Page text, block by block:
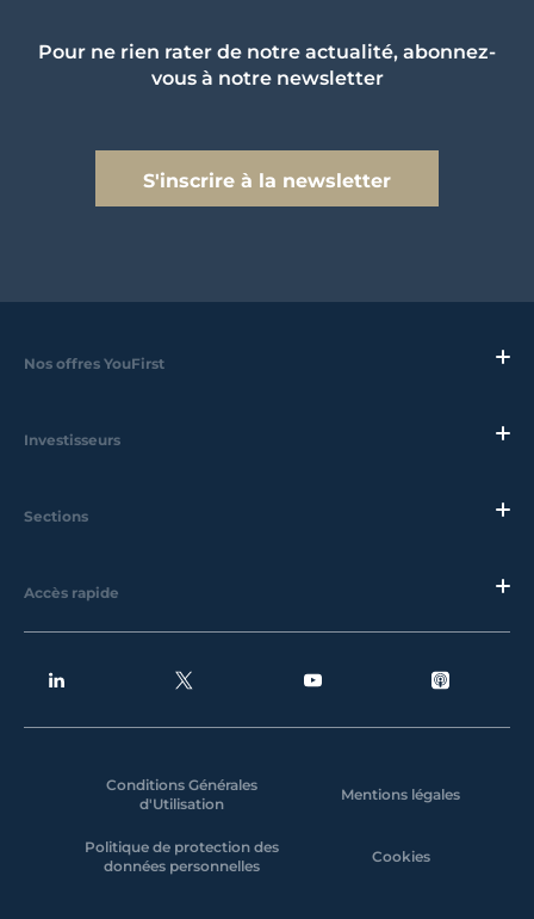
Pour ne rien rater de notre actualité, abonnez-
vous à notre newsletter
S'inscrire à la newsletter
Nos offres YouFirst
Investisseurs
Sections
Accès rapide
Conditions Générales
d'Utilisation
Mentions légales
Politique de protection des
données personnelles
Cookies